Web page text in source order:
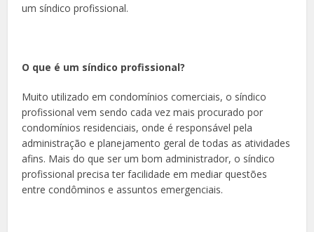
um síndico profissional.
O que é um síndico profissional?
Muito utilizado em condomínios comerciais, o síndico
profissional vem sendo cada vez mais procurado por
condomínios residenciais, onde é responsável pela
administração e planejamento geral de todas as atividades
afins. Mais do que ser um bom administrador, o síndico
profissional precisa ter facilidade em mediar questões
entre condôminos e assuntos emergenciais.